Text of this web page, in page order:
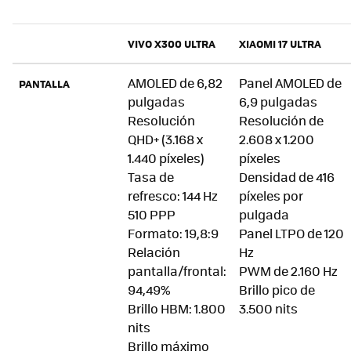
VIVO X300 ULTRA XIAOMI 17 ULTRA
PANTALLA
AMOLED de 6,82
pulgadas
Resolución
QHD+ (3.168 x
1.440 píxeles)
Tasa de
refresco: 144 Hz
510 PPP
Formato: 19,8:9
Relación
pantalla/frontal:
94,49%
Brillo HBM: 1.800
nits
Brillo máximo
Panel AMOLED de
6,9 pulgadas
Resolución de
2.608 x 1.200
píxeles
Densidad de 416
píxeles por
pulgada
Panel LTPO de 120
Hz
PWM de 2.160 Hz
Brillo pico de
3.500 nits